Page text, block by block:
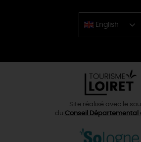
English
Chinese
Site réalisé avec le
du Conseil Départemental